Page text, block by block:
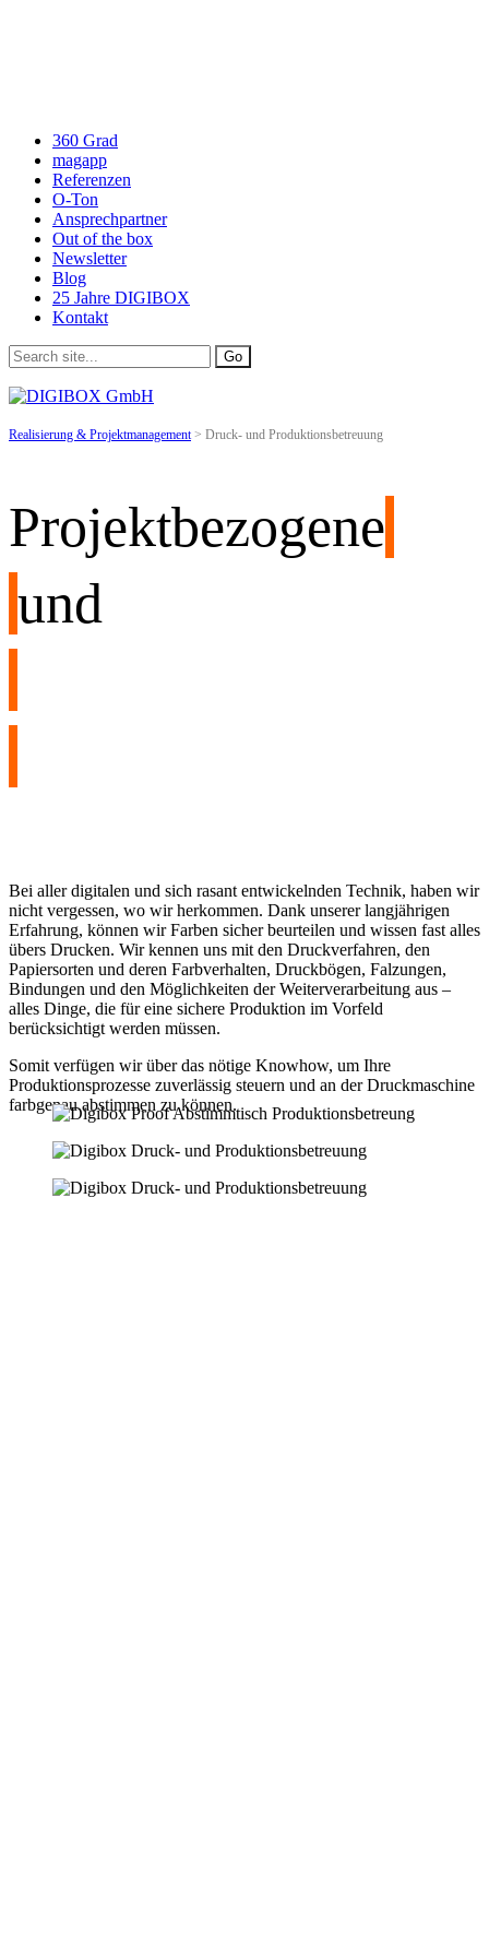
360 Grad
magapp
Referenzen
O-Ton
Ansprechpartner
Out of the box
Newsletter
Blog
25 Jahre DIGIBOX
Kontakt
Realisierung & Projektmanagement> Druck- und Produktionsbetreuung
Projektbezogene
und
Bei aller digitalen und sich rasant entwickelnden Technik, haben wir
nicht vergessen, wo wir herkommen. Dank unserer langjährigen
Erfahrung, können wir Farben sicher beurteilen und wissen fast alles
übers Drucken. Wir kennen uns mit den Druckverfahren, den
Papiersorten und deren Farbverhalten, Druckbögen, Falzungen,
Bindungen und den Möglichkeiten der Weiterverarbeitung aus –
alles Dinge, die für eine sichere Produktion im Vorfeld
berücksichtigt werden müssen.
Somit verfügen wir über das nötige Knowhow, um Ihre
Produktionsprozesse zuverlässig steuern und an der Druckmaschine
farbgenau abstimmen zu können.